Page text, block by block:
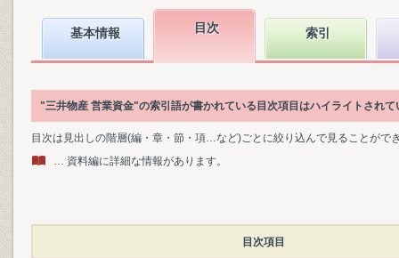
基本情報 目次 索引
"三井物産 営業資金"の索引語が書かれている目次項目はハイライトされて
目次は見出しの階層(編・章・節・項…など)ごとに絞り込んで見ることがで
… 資料編に詳細な情報があります。
目次項目